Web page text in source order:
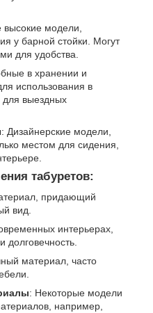
высокие модели,
у барной стойки. Могут
для удобства.
в хранении и
использования в
выездных
: Дизайнерские модели,
местом для сидения,
табуретов:
придающий
вид.
интерьерах,
долговечность.
материал, часто
: Некоторые модели
например,